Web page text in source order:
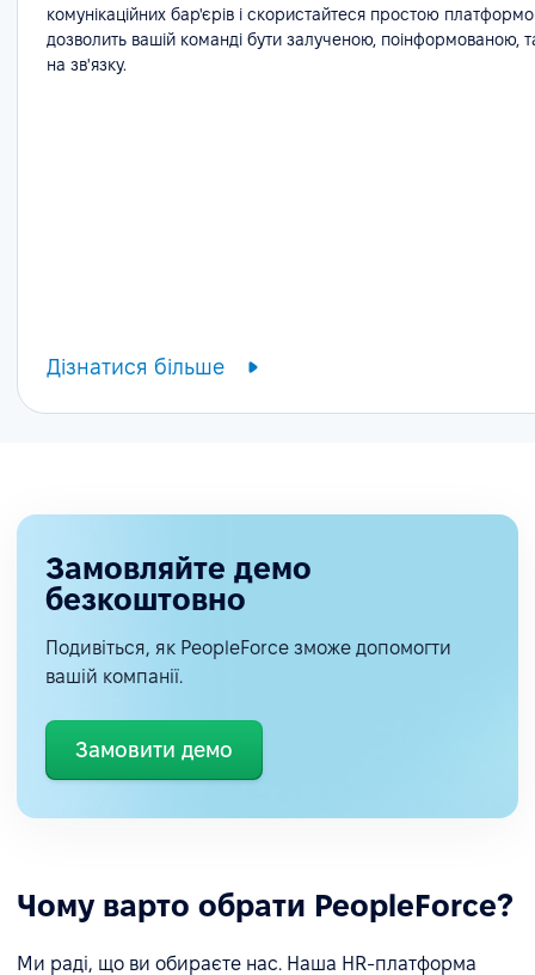
комунікаційних бар'єрів і скористайтеся простою
дозволить вашій команді бути залученою, поінформованою,
на зв'язку.
Дізнатися більше
Замовляйте демо
безкоштовно
Подивіться, як PeopleForce зможе допомогти
вашій компанії.
Замовити демо
Чому варто обрати PeopleForce?
Ми раді, що ви обираєте нас. Наша HR-платформа